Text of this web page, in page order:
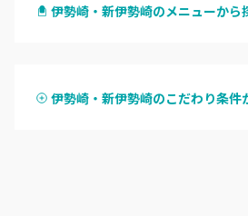
前橋
伊勢崎・新伊勢崎のメニューから
ハンドスカルプ
伊勢崎・新伊勢崎のこだわり条件